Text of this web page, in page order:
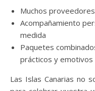
Muchos
Acompañamiento
medida
Paquetes
prácticos y emotivos
Las Islas Canarias no